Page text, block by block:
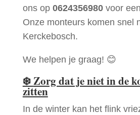
ons op 0624356980voor
Onze monteurs komen snel
Kerckebosch.
We helpen je graag! 😊
❄️Zorg dat je niet in de
zitten
In de winter kan het flink